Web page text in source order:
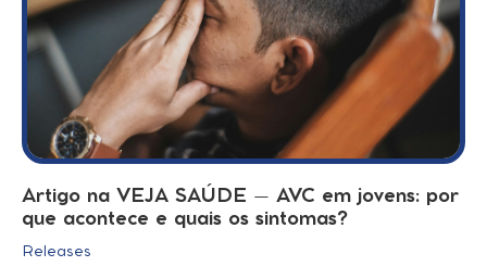
Artigo na VEJA SAÚDE – AVC em jovens: por
que acontece e quais os sintomas?
Releases